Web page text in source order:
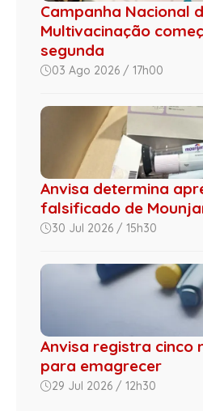
Campanha Nacional
Multivacinação
segunda
03 Ago 2026 / 17h00
Anvisa determina
falsificado de
30 Jul 2026 / 15h30
Anvisa registra cinco
para emagrecer
29 Jul 2026 / 12h30